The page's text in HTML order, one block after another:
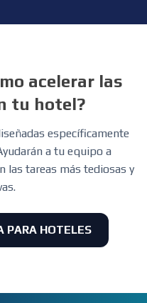
acelerar las
tu hotel?
específicamente
a tu equipo a
las tareas más tediosas y
PARA HOTELES